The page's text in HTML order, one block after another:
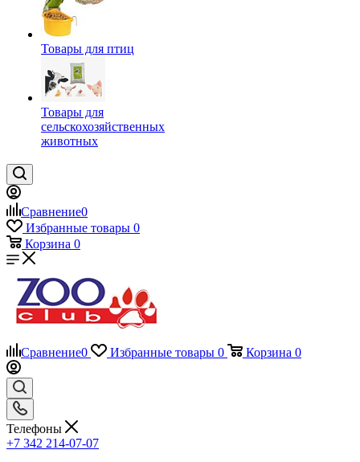
Товары для птиц
Товары для
сельскохозяйственных
животных
Сравнение0
Избранные товары 0
Корзина 0
Сравнение0 Избранные товары 0 Корзина 0
Телефоны
+7 342 214-07-07